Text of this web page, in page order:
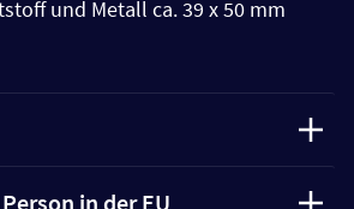
und Metall ca. 39 x 50 mm
in der EU